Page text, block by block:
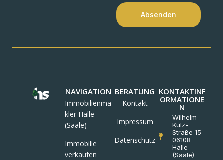
Absenden
NAVIGATION
Immobilienma
kler Halle
(Saale)
Immobilie
verkaufen
BERATUNG
Kontakt
Impressum
Datenschutz
KONTAKTINF
ORMATIONE
N
Wilhelm-
Külz-
Straße 15
06108
Halle
(Saale)